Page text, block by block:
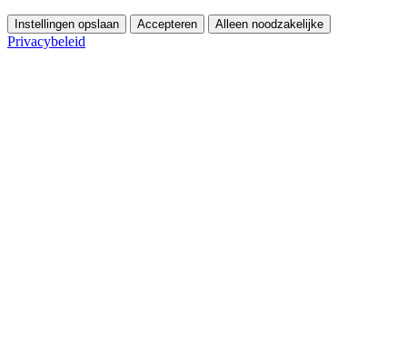
Instellingen opslaan Accepteren Alleen noodzakelijke
Privacybeleid